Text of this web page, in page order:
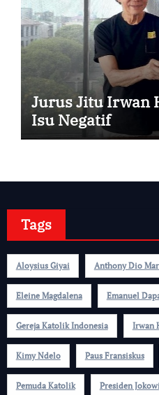
Jurus Jitu Irwan
Isu Negatif
Tags
Aloysius Giyai Anthony Dio
Eleine Magdalena Emanuel
Gereja Katolik Indonesia Irwan
Kimy Ndelo Paus Fransiskus
Pemuda Katolik Presiden